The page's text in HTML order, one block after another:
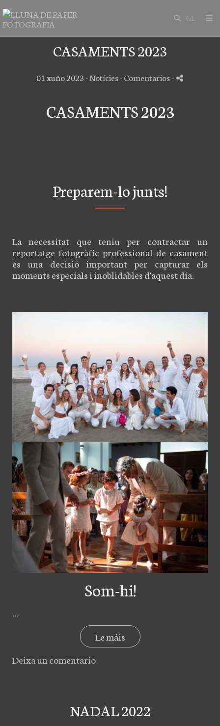
CASAMENTS 2023
01 xuño 2023 -Notícies- Comentarios-
CASAMENTS 2023
Preparem-lo junts!
La necessitat que teniu per contractar un
reportatge fotogràfic professional de casament
és una decisió important per capturar els
moments especials i inoblidables d'aquest dia.
Som-hi!
...
Le máis
Deixa un comentario
NADAL 2022